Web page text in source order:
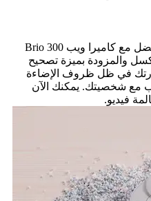
استمتع باجتماعات الفيديو بجودة أفضل مع كاميرا ويب Brio 300
وصغيرة الحجم بدقة 1080 بكسل والمزودة بميزة تصحيح
في ظل ظروف الإضاءة
مع شخصيتك. يمكنك الآن
فيديو.